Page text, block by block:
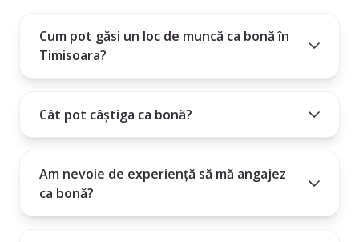
Cum pot găsi un loc de muncă ca bonă în
Timisoara?
Cât pot câștiga ca bonă?
Am nevoie de experiență să mă angajez
ca bonă?